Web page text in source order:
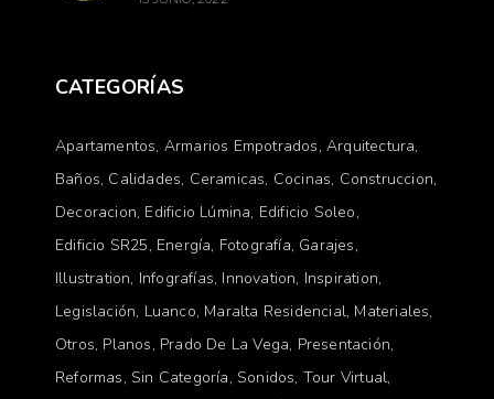
CATEGORÍAS
Apartamentos Armarios Empotrados Arquitectura
Baños Calidades Ceramicas Cocinas Construccion
Decoracion Edificio Lúmina Edificio Soleo
Edificio SR25 Energía Fotografía Garajes
Illustration Infografías Innovation Inspiration
Legislación Luanco Maralta Residencial Materiales
Otros Planos Prado De La Vega Presentación
Reformas Sin Categoría Sonidos Tour Virtual